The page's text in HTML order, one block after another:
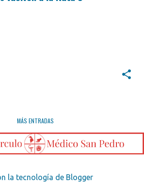
MÁS ENTRADAS
la tecnología de Blogger